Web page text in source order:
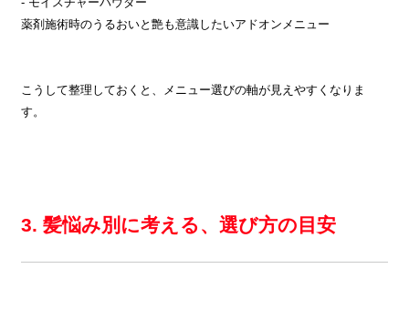
薬剤施術時のうるおいと艶も意識したいアドオンメニュー
こうして整理しておくと、メニュー選びの軸が見えやすくなりま
す。
3. 髪悩み別に考える、選び方の目安